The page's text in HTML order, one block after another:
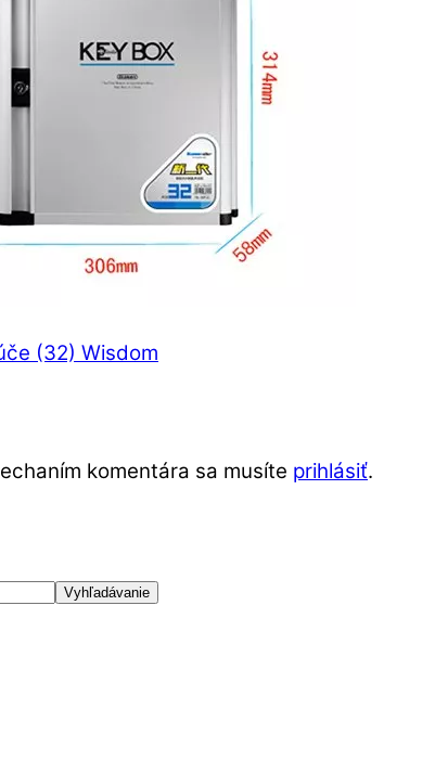
(32) Wisdom
komentára sa musíte prihlásiť.
Vyhľadávanie